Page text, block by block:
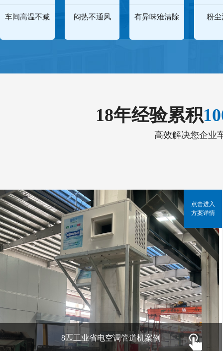
车间高温不减 闷热不通风 有异味难清除 粉尘
18年经验累积
高效解决您企业
8匹工业省电空调管道机案例
点击进入
方案详情